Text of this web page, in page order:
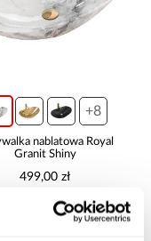
+8
nablatowa Royal
Granit Shiny
499,00 zł